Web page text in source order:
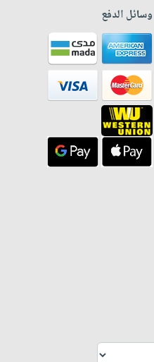
وسائل الدفع